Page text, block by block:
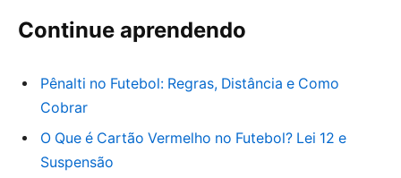
Continue aprendendo
Pênalti no Futebol: Regras, Distância e Como
Cobrar
O Que é Cartão Vermelho no Futebol? Lei 12 e
Suspensão